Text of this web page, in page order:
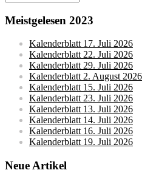
Meistgelesen 2023
Kalenderblatt 17. Juli 2026
Kalenderblatt 22. Juli 2026
Kalenderblatt 29. Juli 2026
Kalenderblatt 2. August 2026
Kalenderblatt 15. Juli 2026
Kalenderblatt 23. Juli 2026
Kalenderblatt 13. Juli 2026
Kalenderblatt 14. Juli 2026
Kalenderblatt 16. Juli 2026
Kalenderblatt 19. Juli 2026
Neue Artikel